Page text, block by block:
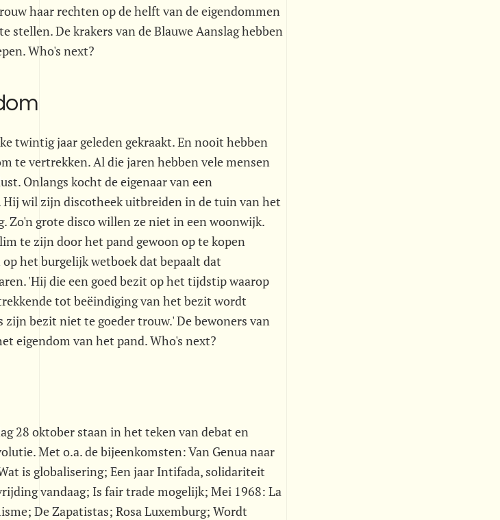
haar rechten op de helft van de eigendommen
stellen. De krakers van de Blauwe Aanslag hebben
Who's next?
twintig jaar geleden gekraakt. En nooit hebben
te vertrekken. Al die jaren hebben vele mensen
Onlangs kocht de eigenaar van een
Hij wil zijn discotheek uitbreiden in de tuin van het
Zo'n grote disco willen ze niet in een woonwijk.
te zijn door het pand gewoon op te kopen
het burgelijk wetboek dat bepaalt dat
'Hij die een goed bezit op het tijdstip waarop
tot beëindiging van het bezit wordt
bezit niet te goeder trouw.' De bewoners van
eigendom van het pand. Who's next?
28 oktober staan in het teken van debat en
Met o.a. de bijeenkomsten: Van Genua naar
is globalisering; Een jaar Intifada, solidariteit
vandaag; Is fair trade mogelijk; Mei 1968: La
De Zapatistas; Rosa Luxemburg; Wordt